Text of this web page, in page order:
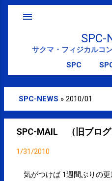
SPC-
サクマ・フィジカルコ
SPC
稿
SPC-NEWS » 2010/01
SPC-MAIL （旧ブログ
1/31/2010
気がつけば 1週間ぶりの